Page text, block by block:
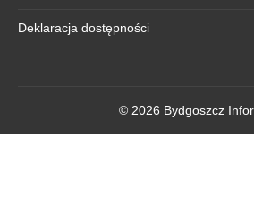
Deklaracja dostępności
© 2026 Bydgoszcz